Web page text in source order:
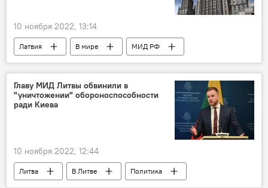
10 ноября 2022, 13:14
Латвия В мире
МИД РФ
советский памятник
демонтаж
снос советских памятников
Главу МИД Литвы обвинили в
"уничтожении" обороноспособности
ради Киева
10 ноября 2022, 12:44
Литва В Литве
Политика